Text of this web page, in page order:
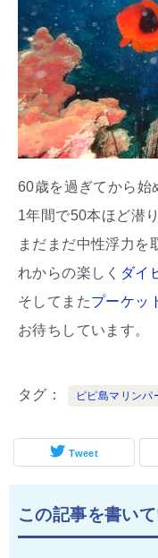
60歳を過ぎてから始
1年間で50本ほど潜
まだまだ中性浮力を
れからの楽しく ダイ
そしてまたプーケッ
お待ちしています。
タグ ピピ島マリンパ
Tweet
この記事を書い